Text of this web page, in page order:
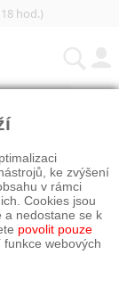
hod.)
ke zvýšení
v rámci
Cookies jsou
a nedostane se k
povolit pouze
webových